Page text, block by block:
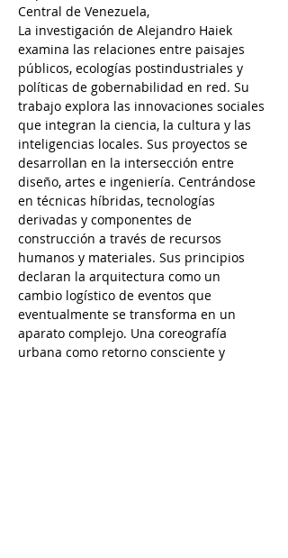
Central de Venezuela,
La investigación de Alejandro Haiek
examina las relaciones entre paisajes
públicos, ecologías postindustriales y
políticas de gobernabilidad en red. Su
trabajo explora las innovaciones sociales
que integran la ciencia, la cultura y las
inteligencias locales. Sus proyectos se
desarrollan en la intersección entre
diseño, artes e ingeniería. Centrándose
en técnicas híbridas, tecnologías
derivadas y componentes de
construcción a través de recursos
humanos y materiales. Sus principios
declaran la arquitectura como un
cambio logístico de eventos que
eventualmente se transforma en un
aparato complejo. Una coreografía
urbana como retorno consciente y